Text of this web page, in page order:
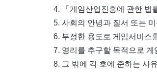
4. 「게임산업진흥에 관한 법
5. 사회의 안녕과 질서 또는
6. 부정한 용도로 게임서비스
7. 영리를 추구할 목적으로
8. 그 밖에 각 호에 준하는 사